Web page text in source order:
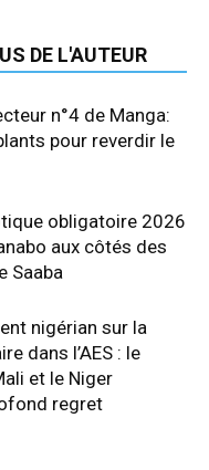
DE L'AUTEUR
n°4 de Manga:
pour reverdir le
obligatoire 2026
aux côtés des
Saaba
nigérian sur la
dans l’AES : le
et le Niger
regret